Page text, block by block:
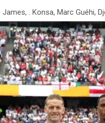
. Konsa, Marc Guéhi,